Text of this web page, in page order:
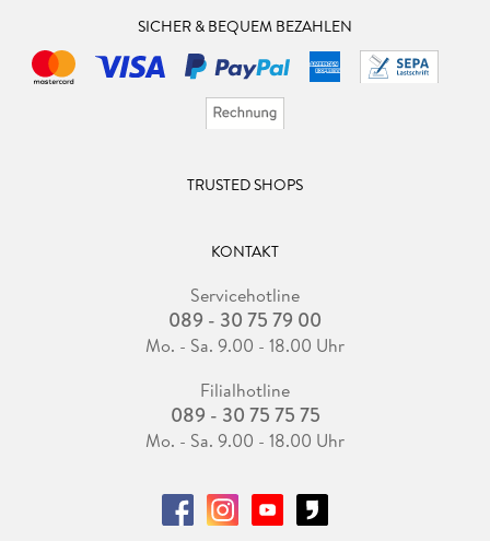
SICHER & BEQUEM BEZAHLEN
TRUSTED SHOPS
KONTAKT
Servicehotline
089 - 30 75 79 00
Mo. - Sa. 9.00 - 18.00 Uhr
Filialhotline
089 - 30 75 75 75
Mo. - Sa. 9.00 - 18.00 Uhr